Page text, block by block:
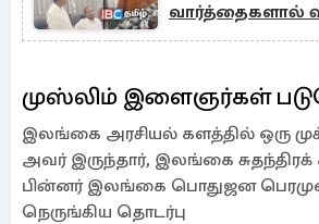
வார்த்தைகளால்
உறுப்பினர்
முஸ்லிம் இளைஞர்கள்
இலங்கை அரசியல் களத்தில் ஒரு
அவர் இருந்தார், இலங்கை சுதந்திரக்
பின்னர் இலங்கை பொதுஜன
நெருங்கிய தொடர்பு